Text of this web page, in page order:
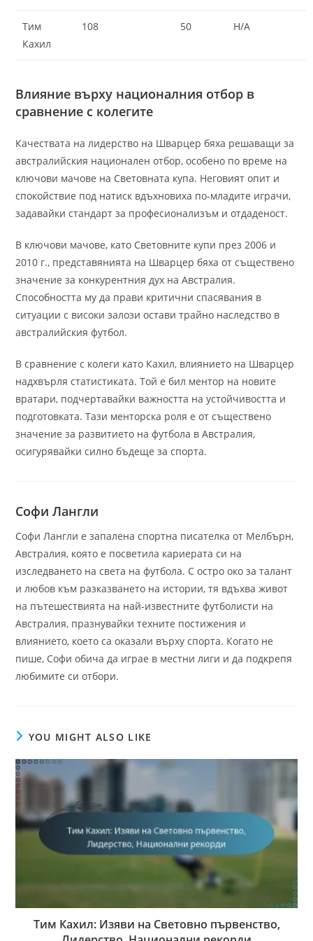
Тим
Кахил
108 50 Н/А
Влияние върху националния отбор в
сравнение с колегите
Качествата на лидерство на Шварцер бяха решаващи за
австралийския национален отбор, особено по време на
ключови мачове на Световната купа. Неговият опит и
спокойствие под натиск вдъхновиха по-младите играчи,
задавайки стандарт за професионализъм и отдаденост.
В ключови мачове, като Световните купи през 2006 и
2010 г., представянията на Шварцер бяха от съществено
значение за конкурентния дух на Австралия.
Способността му да прави критични спасявания в
ситуации с високи залози остави трайно наследство в
австралийския футбол.
В сравнение с колеги като Кахил, влиянието на Шварцер
надхвърля статистиката. Той е бил ментор на новите
вратари, подчертавайки важността на устойчивостта и
подготовката. Тази менторска роля е от съществено
значение за развитието на футбола в Австралия,
осигурявайки силно бъдеще за спорта.
Софи Лангли
Софи Лангли е запалена спортна писателка от Мелбърн,
Австралия, която е посветила кариерата си на
изследването на света на футбола. С остро око за талант
и любов към разказването на истории, тя вдъхва живот
на пътешествията на най-известните футболисти на
Австралия, празнувайки техните постижения и
влиянието, което са оказали върху спорта. Когато не
пише, Софи обича да играе в местни лиги и да подкрепя
любимите си отбори.
YOU MIGHT ALSO LIKE
Тим Кахил: Изяви на Световно първенство,